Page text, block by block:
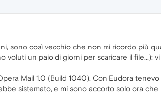
sono così vecchio che non mi ricordo più
voluti un paio di giorni per scaricare il file...):
Mail 1.0 (Build 1040). Con Eudora
sistemato, e mi sono accorto solo ora